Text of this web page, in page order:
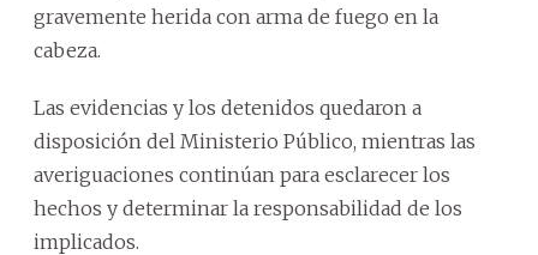
gravemente herida con arma de fuego en la
cabeza.
Las evidencias y los detenidos quedaron a
disposición del Ministerio Público, mientras las
averiguaciones continúan para esclarecer los
hechos y determinar la responsabilidad de los
implicados.